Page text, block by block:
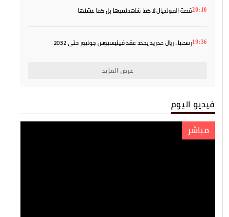
20:10قصة المونديال لا كما شاهدتموها بل كما عشتها
19:36رسميا.. ريال مدريد يجدد عقد فينيسيوس جونيور حتى 2032
عرض المزيد
فيديو اليوم
مباشر